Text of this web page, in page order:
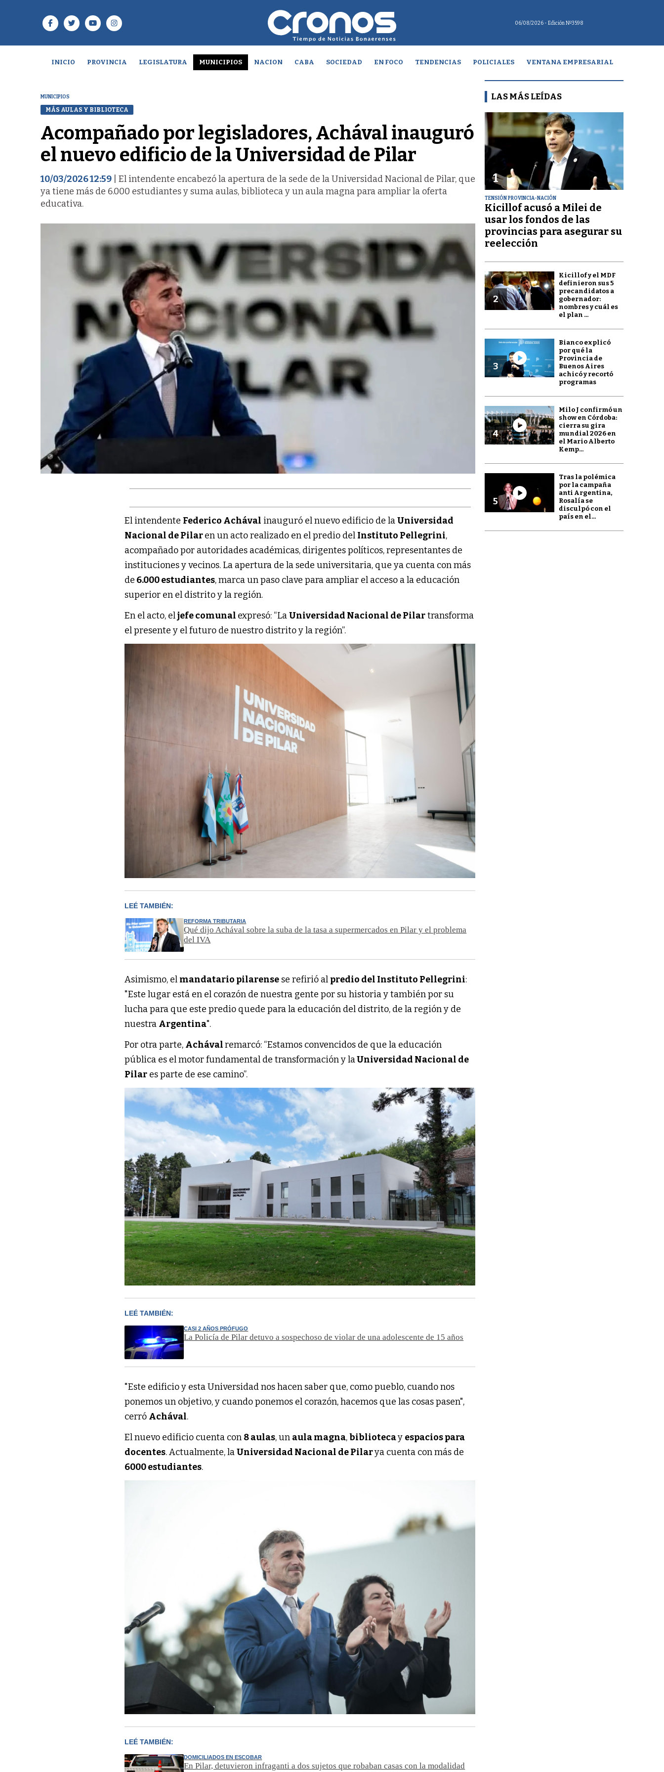
06/08/2026 - Edición Nº3598
INICIO PROVINCIA LEGISLATURA MUNICIPIOS NACION CABA SOCIEDAD EN FOCO TENDENCIAS POLICIALES VENTANA EMPRESARIAL
MUNICIPIOS
MÁS AULAS Y BIBLIOTECA
Acompañado por legisladores, Achával inauguró
el nuevo edificio de la Universidad de Pilar
10/03/2026 12:59 | El intendente encabezó la apertura de la sede de la Universidad Nacional de Pilar, que
ya tiene más de 6.000 estudiantes y suma aulas, biblioteca y un aula magna para ampliar la oferta
educativa.
El intendente Federico Achával inauguró el nuevo edificio de laUniversidad
Nacional de Pilaren un acto realizado en el predio del Instituto Pellegrini,
acompañado por autoridades académicas, dirigentes políticos, representantes de
instituciones y vecinos. La apertura de la sede universitaria, que ya cuenta con más
de 6.000 estudiantes, marca un paso clave para ampliar el acceso a la educación
superior en el distrito y la región.
En el acto, eljefe comunal expresó: “LaUniversidad Nacional de Pilartransforma
el presente y el futuro de nuestro distrito y la región”.
LEÉ TAMBIÉN:
REFORMA TRIBUTARIA
Qué dijo Achával sobre la suba de la tasa a supermercados en Pilar y el problema
del IVA
Asimismo, el mandatario pilarense se refirió al predio del Instituto Pellegrini:
"Este lugar está en el corazón de nuestra gente por su historia y también por su
lucha para que este predio quede para la educación del distrito, de la región y de
nuestra Argentina".
Por otra parte, Achávalremarcó: “Estamos convencidos de que la educación
pública es el motor fundamental de transformación y laUniversidad Nacional de
Pilar es parte de ese camino”.
LEÉ TAMBIÉN:
CASI 2 AÑOS PRÓFUGO
La Policía de Pilar detuvo a sospechoso de violar de una adolescente de 15 años
"Este edificio y esta Universidad nos hacen saber que, como pueblo, cuando nos
ponemos un objetivo, y cuando ponemos el corazón, hacemos que las cosas pasen",
cerró Achával.
El nuevo edificio cuenta con 8 aulas, un aula magna,bibliotecay espacios para
docentes. Actualmente, laUniversidad Nacional de Pilarya cuenta con más de
6000 estudiantes.
LEÉ TAMBIÉN:
DOMICILIADOS EN ESCOBAR
En Pilar, detuvieron infraganti a dos sujetos que robaban casas con la modalidad
LAS MÁS LEÍDAS
1
TENSIÓN PROVINCIA-NACIÓN
Kicillof acusó a Milei de
usar los fondos de las
provincias para asegurar su
reelección
2
Kicillof y el MDF
definieron sus 5
precandidatos a
gobernador:
nombres y cuál es
el plan ...
3
Bianco explicó
por qué la
Provincia de
Buenos Aires
achicó y recortó
programas
4
Milo J confirmó un
show en Córdoba:
cierra su gira
mundial 2026 en
el Mario Alberto
Kemp...
5
Tras la polémica
por la campaña
anti Argentina,
Rosalía se
disculpó con el
país en el...